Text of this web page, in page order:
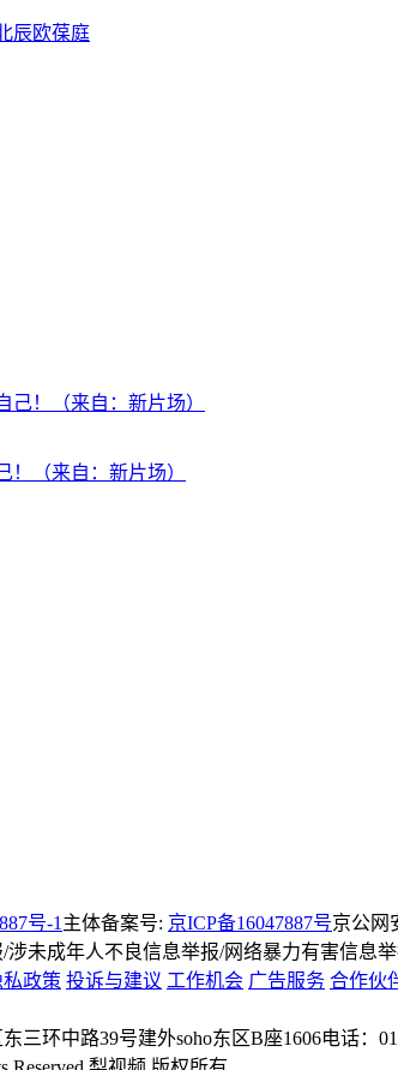
辰欧葆庭
！（来自：新片场）
号-1 主体备案号: 京ICP备16047887号京公网
未成年人不良信息举报/网络暴力有害信息举
私政策 投诉与建议 工作机会 广告服务 合作伙
三环中路39号建外soho东区B座1606电话：